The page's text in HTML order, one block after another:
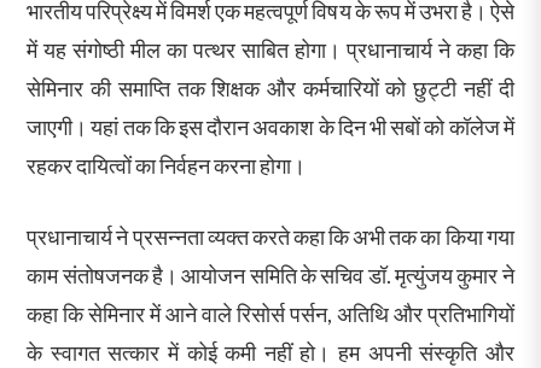
भारतीय परिप्रेक्ष्य में विमर्श एक महत्वपूर्ण विषय के रूप में उभरा है। ऐसे
में यह संगोष्ठी मील का पत्थर साबित होगा। प्रधानाचार्य ने कहा कि
सेमिनार की समाप्ति तक शिक्षक और कर्मचारियों को छुट्टी नहीं दी
जाएगी। यहां तक कि इस दौरान अवकाश के दिन भी सबों को कॉलेज में
रहकर दायित्वों का निर्वहन करना होगा।
प्रधानाचार्य ने प्रसन्नता व्यक्त करते कहा कि अभी तक का किया गया
काम संतोषजनक है। आयोजन समिति के सचिव डॉ. मृत्युंजय कुमार ने
कहा कि सेमिनार में आने वाले रिसोर्स पर्सन, अतिथि और प्रतिभागियों
के स्वागत सत्कार में कोई कमी नहीं हो। हम अपनी संस्कृति और